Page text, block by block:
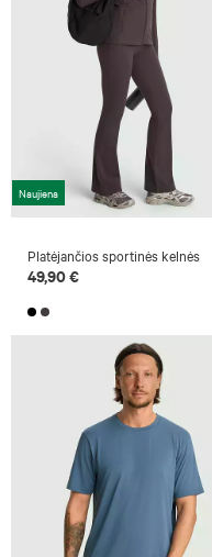
Naujiena
Platėjančios sportinės kelnės
49,90 €